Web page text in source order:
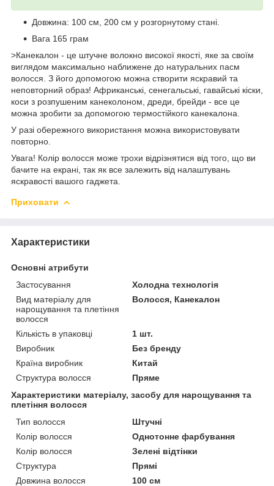
Довжина: 100 см, 200 см у розгорнутому стані.
Вага 165 грам
>Канекалон - це штучне волокно високої якості, яке за своїм
виглядом максимально наближене до натуральних пасм
волосся. З його допомогою можна створити яскравий та
неповторний образ! Африканські, сенегальські, гавайські кіски,
коси з розпушеним канеколоном, дреди, брейди - все це
можна зробити за допомогою термостійкого канекалона.
У разі обережного використання можна використовувати
повторно.
Увага! Колір волосся може трохи відрізнятися від того, що ви
бачите на екрані, так як все залежить від налаштувань
яскравості вашого гаджета.
Приховати
Характеристики
Основні атрибути
Застосування
Холодна технологія
Вид матеріалу для
нарощування та плетіння
волосся
Волосся, Канекалон
Кількість в упаковці
1 шт.
Виробник
Без бренду
Країна виробник
Китай
Структура волосся
Пряме
Характеристики матеріалу, засобу для нарощування та
плетіння волосся
Тип волосся
Штучні
Колір волосся
Однотонне фарбування
Колір волосся
Зелені відтінки
Структура
Прямі
Довжина волосся
100 см